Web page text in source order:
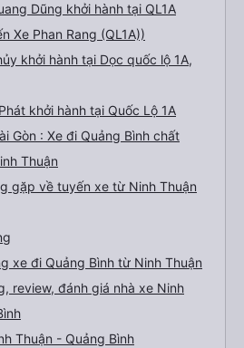
Dũng khởi hành tại QL1A
Xe Phan Rang (QL1A))
khởi hành tại Dọc quốc lộ 1A,
khởi hành tại Quốc Lộ 1A
Gòn : Xe đi Quảng Bình chất
Thuận
gặp về tuyến xe từ Ninh Thuận
xe đi Quảng Bình từ Ninh Thuận
review, đánh giá nhà xe Ninh
Thuận - Quảng Bình